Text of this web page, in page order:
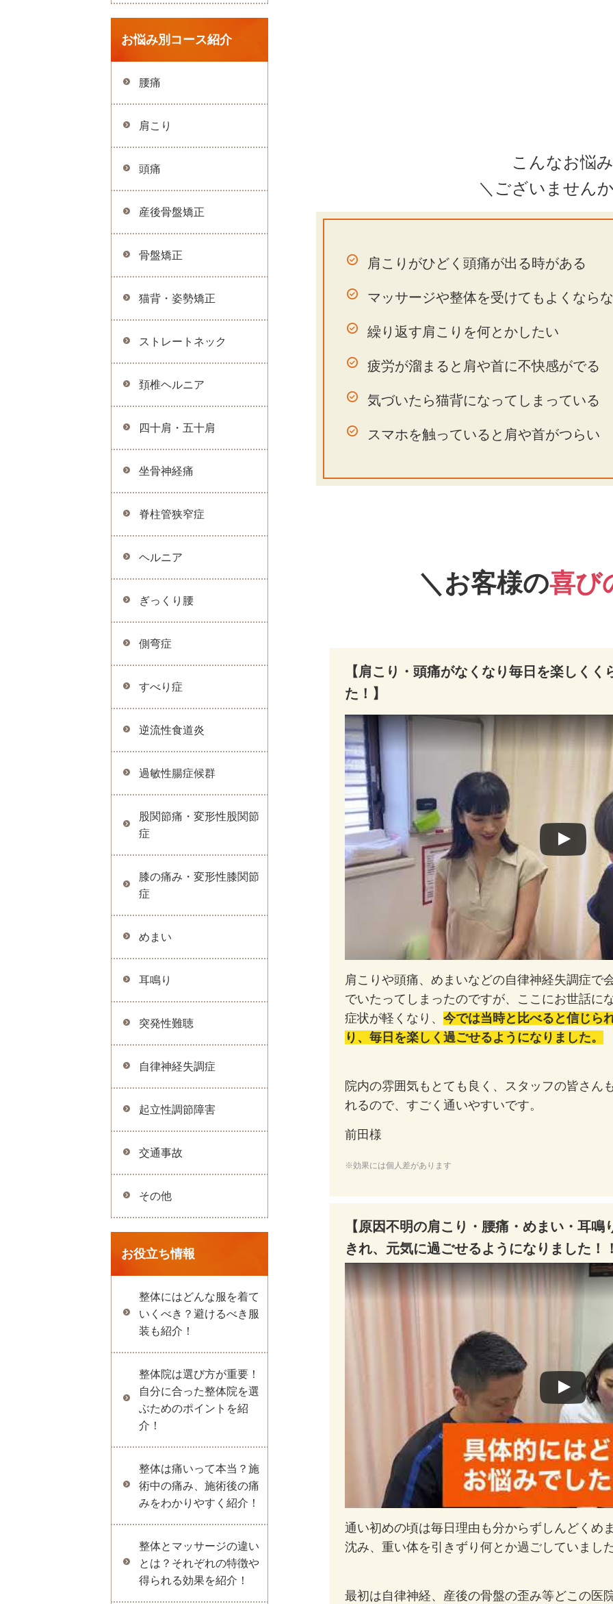
こんなお悩み
＼ござい ませんか
肩こりがひどく頭痛が出る時がある
マッサージや整体を受けてもよくなら
繰り返す肩こりを何とかしたい
疲労が溜まると肩や首に不快感がでる
気づいたら猫背になってしまっている
スマホを触っていると肩や首がつらい
＼お客様の喜び
【肩こり・頭痛がなくなり毎日を楽しくく
た！】
Watch this video on YouTube
肩こりや頭痛、めまいなどの自律神経失調症で
でいたってしまったのですが、ここにお世話に
症状が軽くなり、 今では当時と比べると信じら
り、毎日を楽しく過ごせるようになりました。
院内の雰囲気もとても良く、スタッフの皆さん
れるので、すごく通いやすいです。
前田様
※効果には個人差があります
【原因不明の肩こり・腰痛・めまい・耳
きれ、元気に過ごせるようになりました！
Watch this video on YouTube
通い初めの頃は毎日理由も分からずしんどくめ
沈み、重い体を引きずり何とか過ごしていました
最初は自律神経、産後の骨盤の歪み等どこの医
お悩み別コース紹介
腰痛
肩こり
頭痛
産後骨盤矯正
骨盤矯正
猫背・姿勢矯正
ストレートネック
頚椎ヘルニア
四十肩・五十肩
坐骨神経痛
脊柱管狭窄症
ヘルニア
ぎっくり腰
側弯症
すべり症
逆流性食道炎
過敏性腸症候群
股関節痛・変形性股関節
症
膝の痛み・変形性膝関節
症
めまい
耳鳴り
突発性難聴
自律神経失調症
起立性調節障害
交通事故
その他
お役立ち情報
整体にはどんな服を着て
いくべき？避けるべき服
装も紹介！
整体院は選び方が重要！
自分に合った整体院を選
ぶためのポイントを紹
介！
整体は痛いって本当？施
術中の痛み、施術後の痛
みをわかりやすく紹介！
整体とマッサージの違い
とは？それぞれの特徴や
得られる効果を紹介！